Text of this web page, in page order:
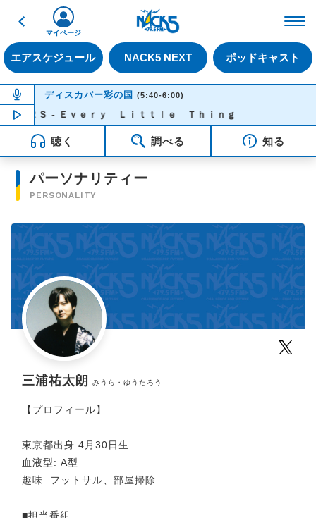
戻る
エアスケジュール NACK5 NEXT ポッドキャスト
マイページ
NOW ON AIR
ディスカバー彩の国 (5:40-6:00)
NOW PLAYING 05:42
ＵＲＳ - Ｅｖｅｒｙ Ｌｉｔｔｌｅ Ｔｈｉｎｇ
聴く 調べる 知る
パーソナリティー
PERSONALITY
三浦祐太朗 みうら・ゆうたろう
【プロフィール】
東京都出身 4月30日生
血液型: A型
趣味: フットサル、部屋掃除
■担当番組